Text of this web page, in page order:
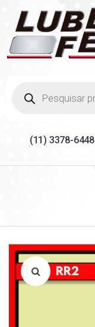
(11) 3378-6448
LOJA